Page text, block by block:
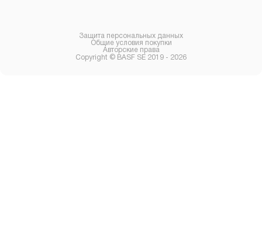
Copyright © BASF SE 2019 - 2026
Защита персональных данных
Общие условия покупки
Авторские права